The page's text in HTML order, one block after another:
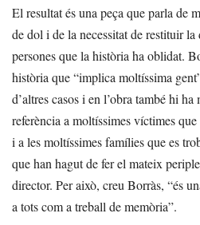
El resultat és una peça que parla de
de dol i de la necessitat de restituir
persones que la història ha oblidat.
història que “implica moltíssima
d’altres casos i en l’obra també hi
referència a moltíssimes víctimes
i a les moltíssimes famílies que es
que han hagut de fer el mateix
director. Per això, creu Borràs, “és
a tots com a treball de memòria”.